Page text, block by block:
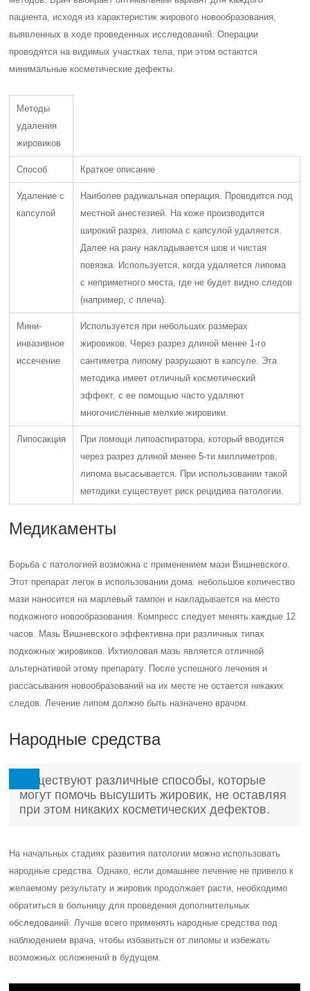
пациента, исходя из характеристик жирового новообразования,
выявленных в ходе проведенных исследований. Операции
проводятся на видимых участках тела, при этом остаются
минимальные косметические дефекты.
Методы
удаления
жировиков
Способ Краткое описание
Удаление с
капсулой
Наиболее радикальная операция. Проводится под
местной анестезией. На коже производится
широкий разрез, липома с капсулой удаляется.
Далее на рану накладывается шов и чистая
повязка. Используется, когда удаляется липома
с неприметного места, где не будет видно следов
(например, с плеча).
Мини-
инвазивное
иссечение
Используется при небольших размерах
жировиков. Через разрез длиной менее 1-го
сантиметра липому разрушают в капсуле. Эта
методика имеет отличный косметический
эффект, с ее помощью часто удаляют
многочисленные мелкие жировики.
Липосакция
При помощи липоаспиратора, который вводится
через разрез длиной менее 5-ти миллиметров,
липома высасывается. При использовании такой
методики существует риск рецидива патологии.
Медикаменты
Борьба с патологией возможна с применением мази Вишневского.
Этот препарат легок в использовании дома: небольшое количество
мази наносится на марлевый тампон и накладывается на место
подкожного новообразования. Компресс следует менять каждые 12
часов. Мазь Вишневского эффективна при различных типах
подкожных жировиков. Ихтиоловая мазь является отличной
альтернативой этому препарату. После успешного лечения и
рассасывания новообразований на их месте не остается никаких
следов. Лечение липом должно быть назначено врачом.
Народные средства
Существуют различные способы, которые
могут помочь высушить жировик, не оставляя
при этом никаких косметических дефектов.
На начальных стадиях развития патологии можно использовать
народные средства. Однако, если домашнее лечение не привело к
желаемому результату и жировик продолжает расти, необходимо
обратиться в больницу для проведения дополнительных
обследований. Лучше всего применять народные средства под
наблюдением врача, чтобы избавиться от липомы и избежать
возможных осложнений в будущем.